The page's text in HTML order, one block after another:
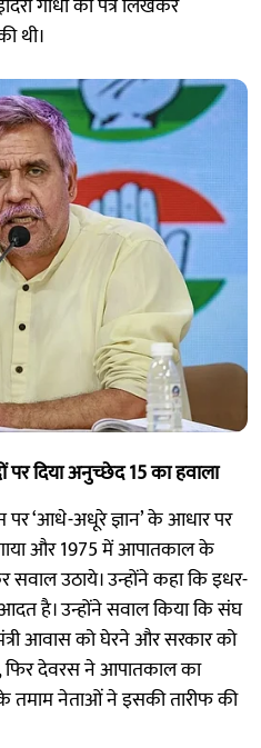
थी।
पर दिया अनुच्छेद 15 का हवाला
‘आधे-अधूरे ज्ञान’ के आधार पर
और 1975 में आपातकाल के
उठाये। उन्होंने कहा कि इधर-
है। उन्होंने सवाल किया कि संघ
आवास को घेरने और सरकार को
देवरस ने आपातकाल का
तमाम नेताओं ने इसकी तारीफ की